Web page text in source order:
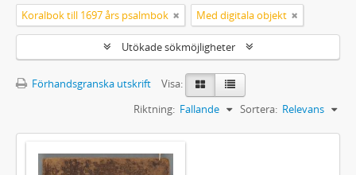
Koralbok till 1697 års psalmbok Med digitala objekt
Utökade sökmöjligheter
Förhandsgranska utskrift
Visa:
Sortera: Relevans
Riktning: Fallande